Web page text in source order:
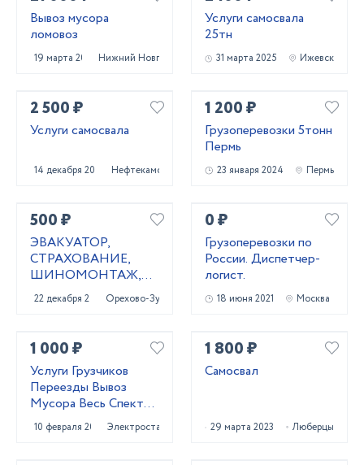
Вывоз мусора
ломовоз
19 марта 2025 Нижний Новгород
Услуги самосвала
25тн
31 марта 2025 Ижевск
2 500 ₽
Услуги самосвала
14 декабря 2023 Нефтекамск
1 200 ₽
Грузоперевозки 5тонн
Пермь
23 января 2024 Пермь
500 ₽
ЭВАКУАТОР,
СТРАХОВАНИЕ,
ШИНОМОНТАЖ,
ОФОРМЛЕНИЕ
КУПЛИ-ПРОДАЖИ,
КЛЮЧЕЙ
22 декабря 2020 Орехово-Зуево
0 ₽
Грузоперевозки по
России. Диспетчер-
логист.
18 июня 2021 Москва
1 000 ₽
Услуги Грузчиков
Переезды Вывоз
Мусора Весь Спектр
Услуг
10 февраля 2021 Электросталь
1 800 ₽
Самосвал
29 марта 2023 Люберцы